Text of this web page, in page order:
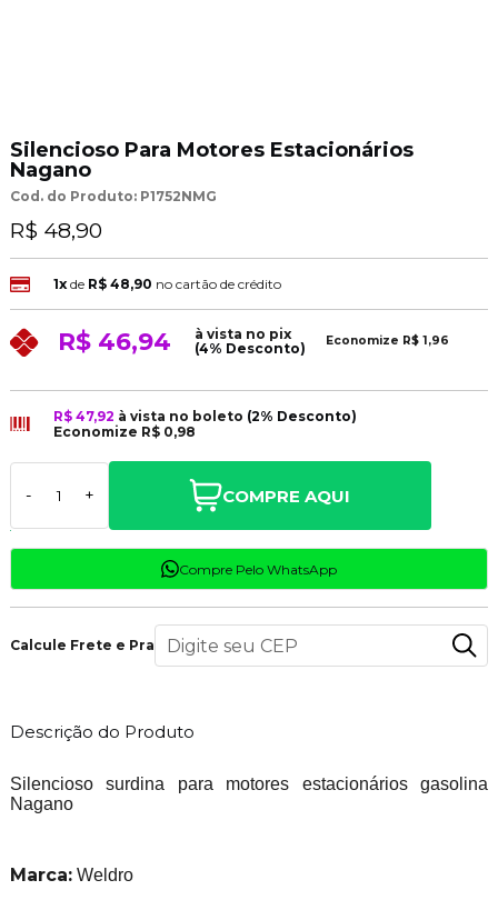
Silencioso Para Motores Estacionários
Nagano
Cod. do Produto: P1752NMG
R$ 48,90
1xde R$ 48,90 no cartão de crédito
R$ 46,94
à vista no pix
(4% Desconto)
Economize R$ 1,96
R$ 47,92 à vista no boleto (2% Desconto)
Economize R$ 0,98
- + COMPRE AQUI
Compre Pelo WhatsApp
Calcule Frete e Prazo
Descrição do Produto
Silencioso surdina para motores estacionários gasolina
Nagano
Marca:Weldro